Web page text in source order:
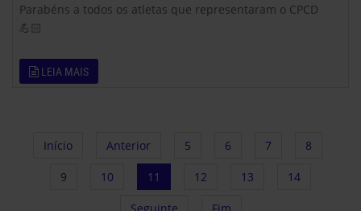
Parabéns a todos os atletas que representaram o CPCD
💪🏻
LEIA MAIS
Início Anterior 5 6 7 8
9 10 11 12 13 14